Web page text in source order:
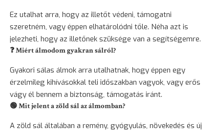
Ez utalhat arra, hogy az illetőt védeni, támogatni
szeretném, vagy éppen elhatárolódni tőle. Néha azt is
jelezheti, hogy az illetőnek szüksége van a segítségemre.
❓ Miért álmodom gyakran sálról?
Gyakori sálas álmok arra utalhatnak, hogy éppen egy
érzelmileg kihívásokkal teli időszakban vagyok, vagy erős
vágy él bennem a biztonság, támogatás iránt.
🟢 Mit jelent a zöld sál az álmomban?
A zöld sál általában a remény, gyógyulás, növekedés és új